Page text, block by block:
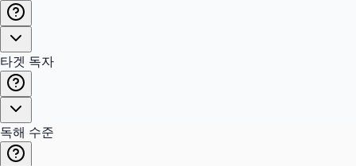
타겟 독자
독해 수준